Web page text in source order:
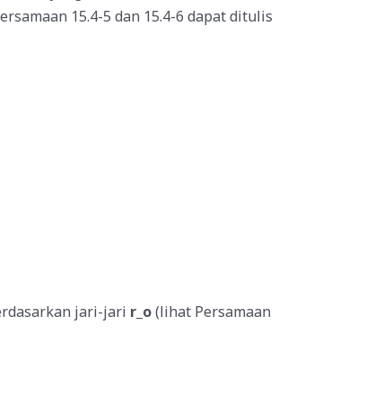
15.4-5 dan 15.4-6 dapat ditulis
jari-jari r_o(lihat Persamaan